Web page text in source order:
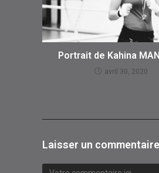
Portrait de Kahina
avril 30, 2020
Laisser un commentaire
Comment